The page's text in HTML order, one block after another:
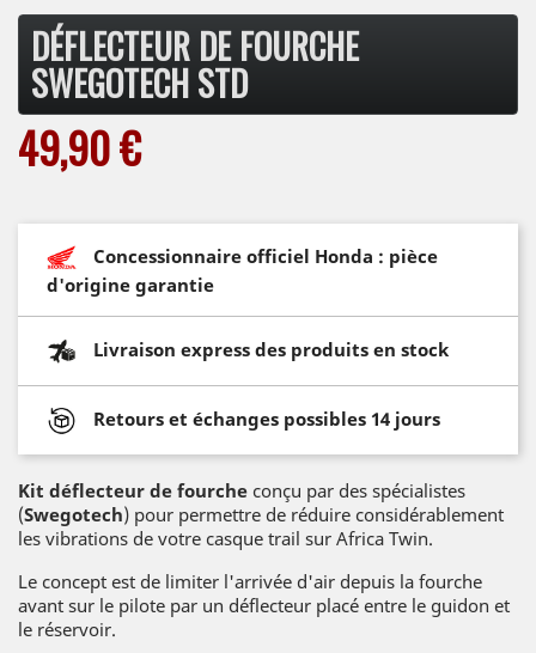
DÉFLECTEUR DE FOURCHE
SWEGOTECH STD
49,90 €
Concessionnaire officiel Honda : pièce
d'origine garantie
Livraison express des produits en stock
Retours et échanges possibles 14 jours
Kit déflecteur de fourche conçu par des spécialistes
(Swegotech) pour permettre de réduire considérablement
les vibrations de votre casque trail sur Africa Twin.
Le concept est de limiter l'arrivée d'air depuis la fourche
avant sur le pilote par un déflecteur placé entre le guidon et
le réservoir.